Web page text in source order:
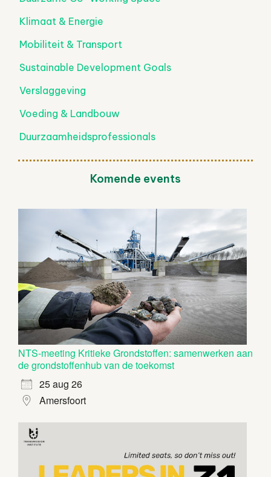
Klimaat & Energie
Mobiliteit & Transport
Sustainable Development Goals
Verslaggeving
Voeding & Landbouw
Duurzaamheidsprofessionals
Komende events
NTS-meeting Kritieke Grondstoffen: samenwerken aan
de grondstoffenhub van de toekomst
25 aug 26
Amersfoort